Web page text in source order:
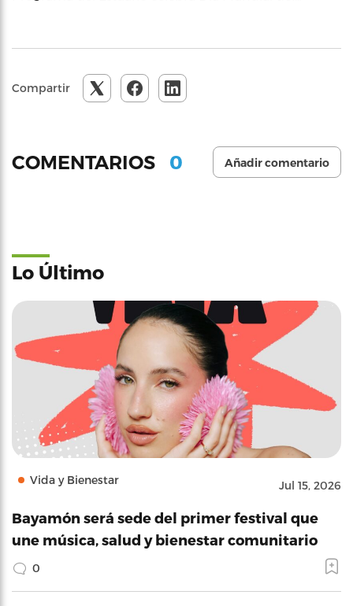
Compartir
COMENTARIOS 0 Añadir comentario
Lo Último
Vida y Bienestar Jul 15, 2026
Bayamón será sede del primer festival que
une música, salud y bienestar comunitario
0